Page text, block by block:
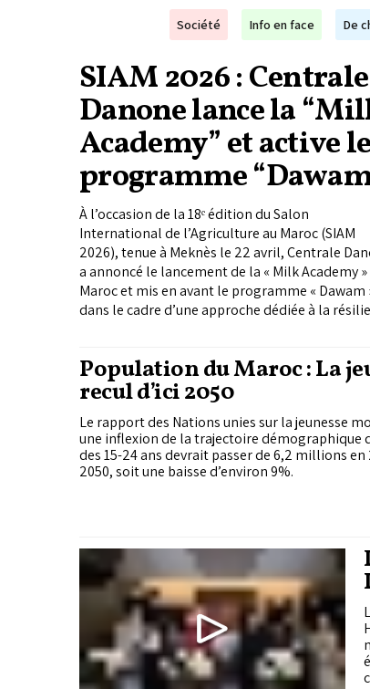
Société Info en face De
SIAM 2026 : Centrale
Danone lance la
Academy” et active le
programme
À l’occasion de la 18ᵉ édition du Salon
International de l’Agriculture au Maroc (SIAM
2026), tenue à Meknès le 22 avril, Centrale
a annoncé le lancement de la « Milk Academy »
Maroc et mis en avant le programme « Dawam
dans le cadre d’une approche dédiée à la
Population du Maroc : La
recul d’ici 2050
Le rapport des Nations unies sur la jeunesse
une inflexion de la trajectoire démographique
des 15-24 ans devrait passer de 6,2 millions
2050, soit une baisse d’environ 9%.